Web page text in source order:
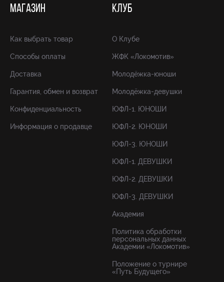
МАГАЗИН
Как выбрать товар
Способы оплаты
Доставка
Гарантия, обмен и возврат
Конфиденциальность
Информация о продавце
КЛУБ
О Клубе
ЖФК «Локомотив»
Молодёжка-юноши
Молодёжка-девушки
ЮФЛ-1. ЮНОШИ
ЮФЛ-2. ЮНОШИ
ЮФЛ-3. ЮНОШИ
ЮФЛ-1. ДЕВУШКИ
ЮФЛ-2. ДЕВУШКИ
ЮФЛ-3. ДЕВУШКИ
Академия
Политика обработки
персональных данных
Академии «Локомотив»
Положение о турнире
«Путь Будущего»